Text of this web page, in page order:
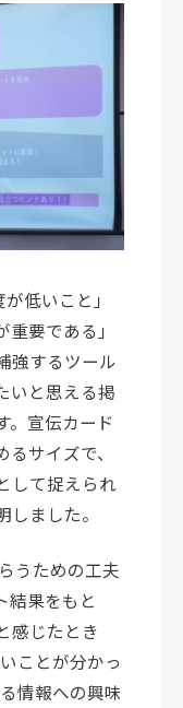
低いこと」
要である」
強するツール
いと思える掲
。宣伝カード
サイズで、
して捉えられ
ました。
うための工夫
結果をもと
感じたとき
ことが分かっ
情報への興味